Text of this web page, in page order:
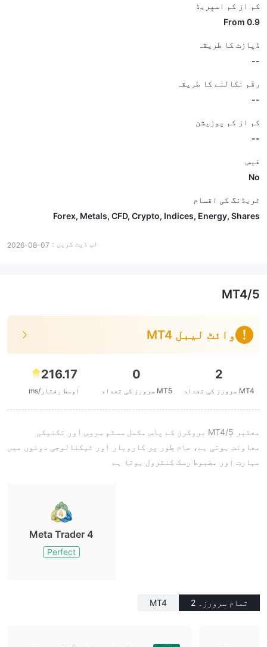
کم از کم اسپریڈ
From 0.9
ڈپازٹ کا طریقہ
--
رقم نکالنے کا طریقہ
--
کم از کم پوزیشن
--
فیس
No
ٹریڈنگ کی اقسام
Forex, Metals, CFD, Crypto, Indices, Energy, Shares
اپ ڈیٹ کریں： 2026-08-07
MT4/5
وائٹ لیبل MT4
2
MT4 سرورز کی تعداد
0
MT5 سرورز کی تعداد
216.17
اوسط رفتار/ms
معتبر MT4/5 بروکرز کے پاس مکمل سسٹم سروس اور تکنیکی
معاونت ہوتی ہے، عام طور پر کاروبار اور ٹیکنالوجی دونوں میں
مہارت اور مضبوط رسک کنٹرول ہوتا ہے
Meta Trader 4
Perfect
تمام سرورز۔ 2 MT4